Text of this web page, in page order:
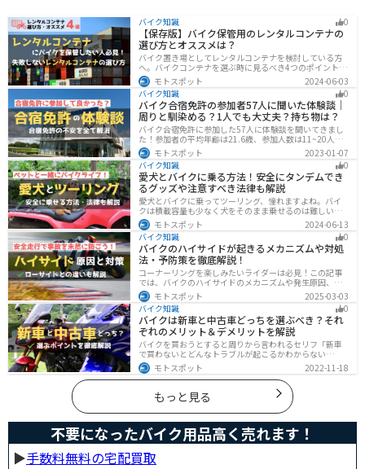
バイク知識 0
【保存版】バイク保管用のレンタルコンテナの
選び方とオススメは？
バイク置き場としてレンタルコンテナを検討している方
へ。バイクコンテナを選ぶ時に見るべき4つのポイントと
オススメのレンタルコンテナ会社を徹底解説。これさえ
読めば自分に最適なレンタルコンテナを見つけることが
できます。
モトスポット
2024-06-03
バイク知識
0
バイク合宿免許の参加者57人に聞いた体験談｜
周りと馴染める？1人でも大丈夫？持ち物は？
バイク合宿免許に参加した57人に体験談を聞いてきまし
た！参加者の平均年齢は21.6歳、参加人数は11~20人な
ど統計情報や人間関係はどうだったのか、持っていくべ
きものなど参加する前に知っておきたい情報をまとめま
した。
モトスポット
2023-01-07
バイク知識
0
愛犬とバイクに乗る方法！安全にタンデムでき
るグッズや注意すべき法律も解説
愛犬とバイクに乗ってツーリング、憧れますよね。バイ
クは積載容量も少なく犬をそのまま乗せるのは難しいで
すが、専用アイテムを使えば実現できます。この記事で
は、安全に楽しむために必要な知識やグッズをまとめま
した。しっかりと準備して愛犬とバイクライフを満喫し
ましょう！
モトスポット
2024-06-13
バイク知識
0
バイクのハイサイドが起きるメカニズムや対処
法・予防策を徹底解説！
コーナーリングを楽しみたいライダーは必見！この記事
では、バイクのハイサイドのメカニズムや発生原因、対
処法、予防策を解説しています。実は、バイクのハイサ
イドは危険な現象ですが、正しい知識と対策で防ぐこと
が可能です。この記事を読めば、ハイサイドのリスクを
減らせます。
モトスポット
2025-03-03
バイク知識
0
バイクは新車と中古車どっちを選ぶべき？それ
ぞれのメリット＆デメリットを解説
バイクを買おうとすると周りから言われるセリフ「新車
で買わないとどんなトラブルが起こるかわからない
ぞ！」「いやいや、どうせ転ぶんだから中古車で十分
だ！」…いろんな意見があるから迷いますよね。でも新
車と中古車、どちらにも良い点と悪い点があるんです。
それぞれの特徴について解説します。
モトスポット 2022-11-18
もっと見る
不要になったバイク用品高く売れます！
▶︎手数料無料の宅配買取